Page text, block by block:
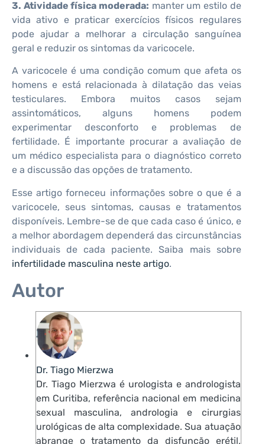
3. Atividade física moderada: manter um estilo de
vida ativo e praticar exercícios físicos regulares
pode ajudar a melhorar a circulação sanguínea
geral e reduzir os sintomas da varicocele.
A varicocele é uma condição comum que afeta os
homens e está relacionada à dilatação das veias
testiculares. Embora muitos casos sejam
assintomáticos, alguns homens podem
experimentar desconforto e problemas de
fertilidade. É importante procurar a avaliação de
um médico especialista para o diagnóstico correto
e a discussão das opções de tratamento.
Esse artigo forneceu informações sobre o que é a
varicocele, seus sintomas, causas e tratamentos
disponíveis. Lembre-se de que cada caso é único, e
a melhor abordagem dependerá das circunstâncias
individuais de cada paciente. Saiba mais sobre
infertilidade masculina neste artigo.
Autor
Dr. Tiago Mierzwa
Dr. Tiago Mierzwa é urologista e andrologista
em Curitiba, referência nacional em medicina
sexual masculina, andrologia e cirurgias
urológicas de alta complexidade. Sua atuação
abrange o tratamento da disfunção erétil,